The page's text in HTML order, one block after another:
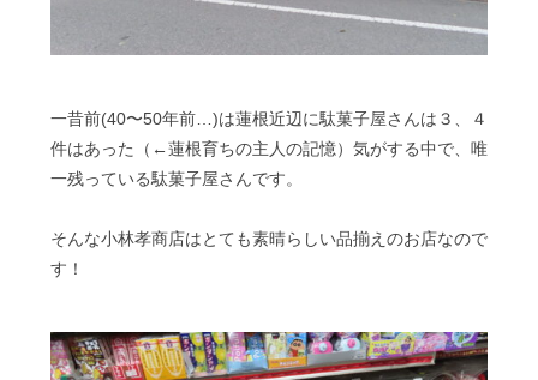
一昔前(40〜50年前…)は蓮根近辺に駄菓子屋さんは３、４
件はあった（←蓮根育ちの主人の記憶）気がする中で、唯
一残っている駄菓子屋さんです。
そんな小林孝商店はとても素晴らしい品揃えのお店なので
す！